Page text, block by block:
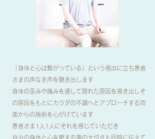
「身体と心は繋がっている」という視点に立ち患者
さまの声なき声を聴き出します
身体の歪みや痛みを通して隠れた原因を導き出しそ
の原因をもとにカラダの不調へとアプローチする両
面からの施術を心がけています
患者さま1人1人にそれを感じていただき
自分の身体と心を愛する事の大切さも同時に伝えて